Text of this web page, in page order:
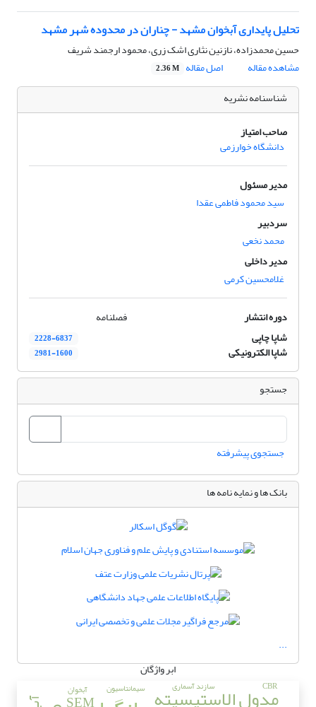
تحلیل پایداری آبخوان مشهد - چناران در محدوده شهر مشهد
حسین محمدزاده، نازنین نثاری اشک زری، محمود ارجمند شریف
مشاهده مقاله
اصل مقاله 2.36 M
شناسنامه نشریه
صاحب امتیاز
دانشگاه خوارزمی
مدیر مسئول
سید محمود فاطمی عقدا
سردبیر
محمد نخعی
مدیر داخلی
غلامحسین کرمی
دوره انتشار
فصلنامه
شاپا چاپی
2228-6837
شاپا الکترونیکی 2981-1600
جستجو
جستجوی پیشرفته
بانک ها و نمایه نامه ها
...
ابر واژگان
مدول الاستیسیته سیمانتاسیون سازند آسماری آبخوان CBR